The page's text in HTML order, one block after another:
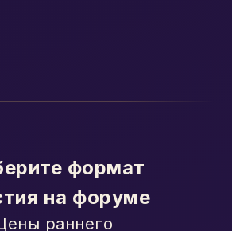
формат
на форуме
раннего